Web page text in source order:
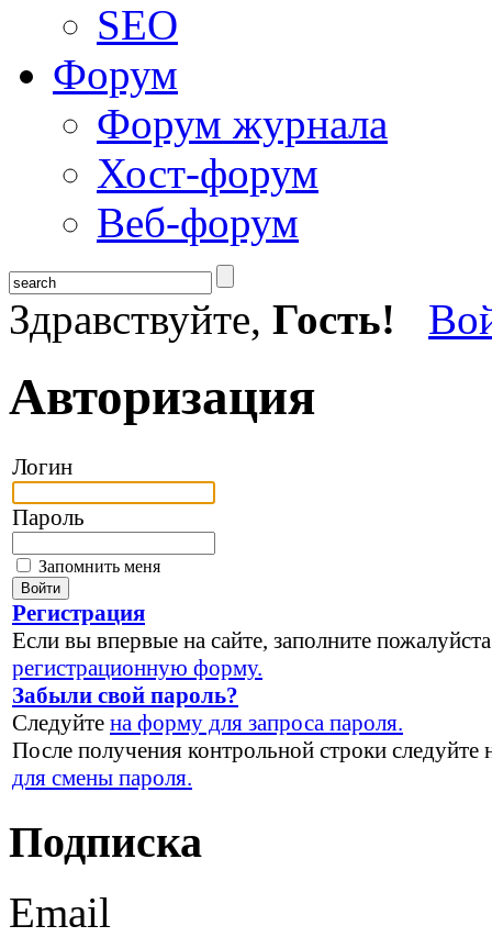
SEO
Форум
Форум журнала
Хост-форум
Веб-форум
Здравствуйте, Гость!
Авторизация
Логин
Пароль
Запомнить меня
Регистрация
Если вы впервые на сайте, заполните пожалуйста
регистрационную форму.
Забыли свой пароль?
Следуйте на форму для запроса пароля.
После получения контрольной строки следуйте
для смены пароля.
Подписка
Email